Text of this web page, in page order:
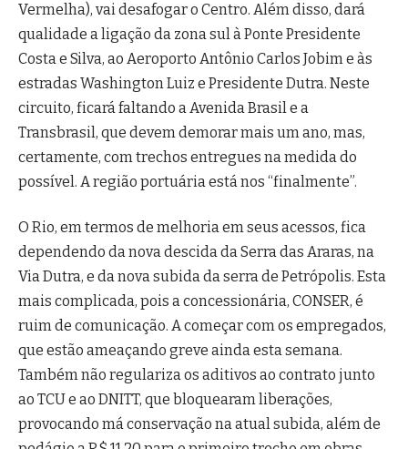
Vermelha), vai desafogar o Centro. Além disso, dará
qualidade a ligação da zona sul à Ponte Presidente
Costa e Silva, ao Aeroporto Antônio Carlos Jobim e às
estradas Washington Luiz e Presidente Dutra. Neste
circuito, ficará faltando a Avenida Brasil e a
Transbrasil, que devem demorar mais um ano, mas,
certamente, com trechos entregues na medida do
possível. A região portuária está nos “finalmente”.
O Rio, em termos de melhoria em seus acessos, fica
dependendo da nova descida da Serra das Araras, na
Via Dutra, e da nova subida da serra de Petrópolis. Esta
mais complicada, pois a concessionária, CONSER, é
ruim de comunicação. A começar com os empregados,
que estão ameaçando greve ainda esta semana.
Também não regulariza os aditivos ao contrato junto
ao TCU e ao DNITT, que bloquearam liberações,
provocando má conservação na atual subida, além de